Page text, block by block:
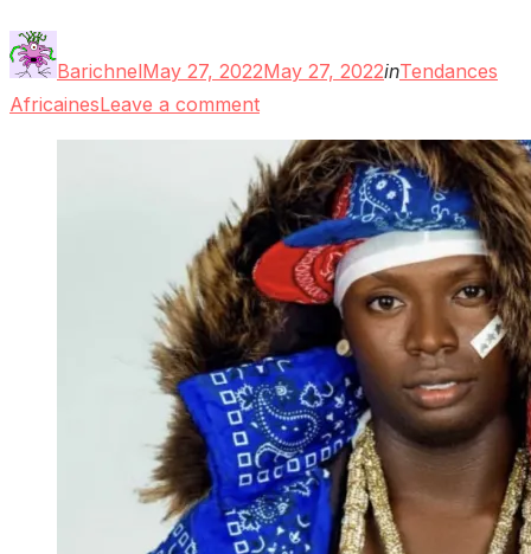
Barichnelon
May 27, 2022May 27, 2022inTendances
AfricainesLeave a comment